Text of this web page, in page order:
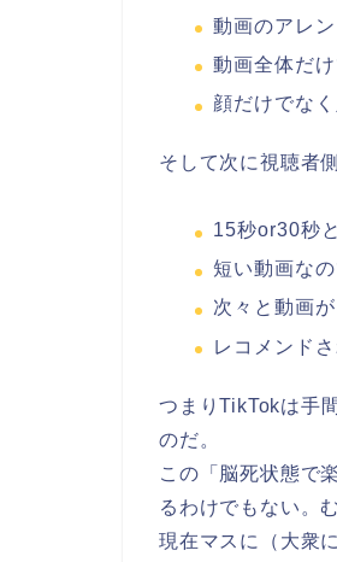
動画のアレ
動画全体だ
顔だけでな
そして次に視聴者
15秒or30秒
短い動画な
次々と動画
レコメンド
つまりTikTokは手
のだ。
この「脳死状態で
るわけでもない。
現在マスに（大衆